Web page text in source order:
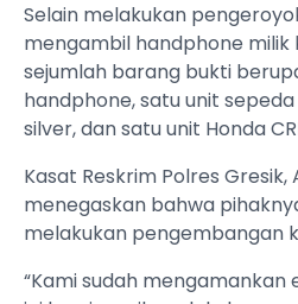
​Selain melakukan
mengambil handphone milik
sejumlah barang bukti
handphone, satu unit
silver, dan satu unit Honda
​Kasat Reskrim Polres Gresik,
menegaskan bahwa
melakukan pengembangan
​“Kami sudah mengamankan